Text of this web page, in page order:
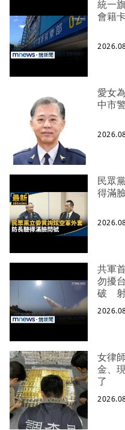
統一
會籍
愛女
中市
民眾
得滿
共軍
勿擾
破 射
女律
金、
了